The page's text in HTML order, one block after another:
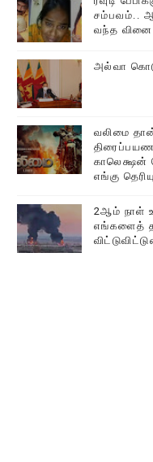
சம்பவம்..
வந்த வினை
அல்வா
வலிமை
காலெக்ஷன்
எங்கு
2ஆம் நாள்
எங்களைத்